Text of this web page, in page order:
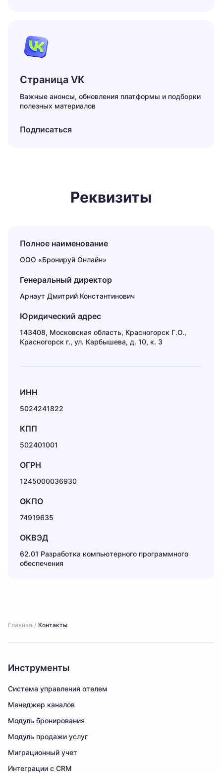
Страница VK
Важные анонсы, обновления платформы и подборки
полезных материалов
Подписаться
Реквизиты
Полное наименование
ООО «Бронируй Онлайн»
Генеральный директор
Арнаут Дмитрий Константинович
Юридический адрес
143408, Московская область, Красногорск Г.О.,
Красногорск г., ул. Карбышева, д. 10, к. 3
ИНН
5024241822
КПП
502401001
ОГРН
1245000036930
ОКПО
74919635
ОКВЭД
62.01 Разработка компьютерного программного
обеспечения
Главная / Контакты
Инструменты
Система управления отелем
Менеджер каналов
Модуль бронирования
Модуль продажи услуг
Миграционный учет
Интеграции с CRM